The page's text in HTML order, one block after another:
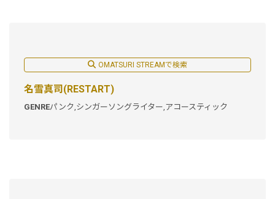
OMATSURI STREAMで検索
名雪真司(RESTART)
GENREパンク, シンガーソングライター, アコースティック